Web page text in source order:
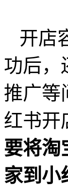
开店
功后，
推广等
红书开
要将淘
家到小